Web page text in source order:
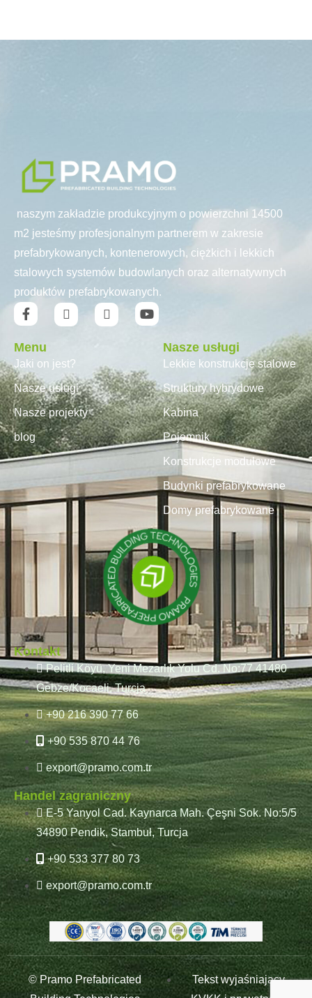
naszym zakładzie produkcyjnym o powierzchni 14500
m2 jesteśmy profesjonalnym partnerem w zakresie
prefabrykowanych, kontenerowych, ciężkich i lekkich
stalowych systemów budowlanych oraz alternatywnych
produktów prefabrykowanych.
Menu
Jaki on jest?
Nasze usługi
Nasze projekty
blog
Nasze usługi
Lekkie konstrukcje stalowe
Struktury hybrydowe
Kabina
Pojemnik
Konstrukcje modułowe
Budynki prefabrykowane
Domy prefabrykowane
Kontakt
Pelitli Köyü, Yeni Mezarlık Yolu Cd. No:77 41480
Gebze/Kocaeli, Turcja
+90 216 390 77 66
+90 535 870 44 76
export@pramo.com.tr
Handel zagraniczny
E-5 Yanyol Cad. Kaynarca Mah. Çeşni Sok. No:5/5
34890 Pendik, Stambuł, Turcja
+90 533 377 80 73
export@pramo.com.tr
© Pramo Prefabricated
Tekst wyjaśniający